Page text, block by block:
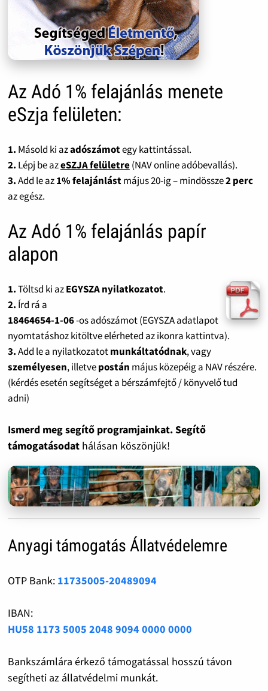
Az Adó 1% felajánlás menete
eSzja felületen:
1. Másold ki azadószámotegy kattintással.
2. Lépj be azeSZJA felületre(NAV online adóbevallás).
3.Add le az1% felajánlástmájus 20-ig – mindössze2 perc
az egész.
Az Adó 1% felajánlás papír
alapon
1.Töltsd ki azEGYSZA nyilatkozatot.
2. Írd rá a
18464654-1-06-os adószámot (EGYSZA adatlapot
nyomtatáshoz kitöltve elérheted az ikonra kattintva).
3.Add le a nyilatkozatotmunkáltatódnak, vagy
személyesen, illetvepostán május közepéig a NAV részére.
(kérdés esetén segítséget a bérszámfejtő / könyvelő tud
adni)
Ismerd meg segítő programjainkat. Segítő
támogatásodat hálásan köszönjük!
Anyagi támogatás Állatvédelemre
OTP Bank: 11735005-20489094
IBAN:
HU58 1173 5005 2048 9094 0000 0000
Bankszámlára érkező támogatással hosszú távon
segítheti az állatvédelmi munkát.